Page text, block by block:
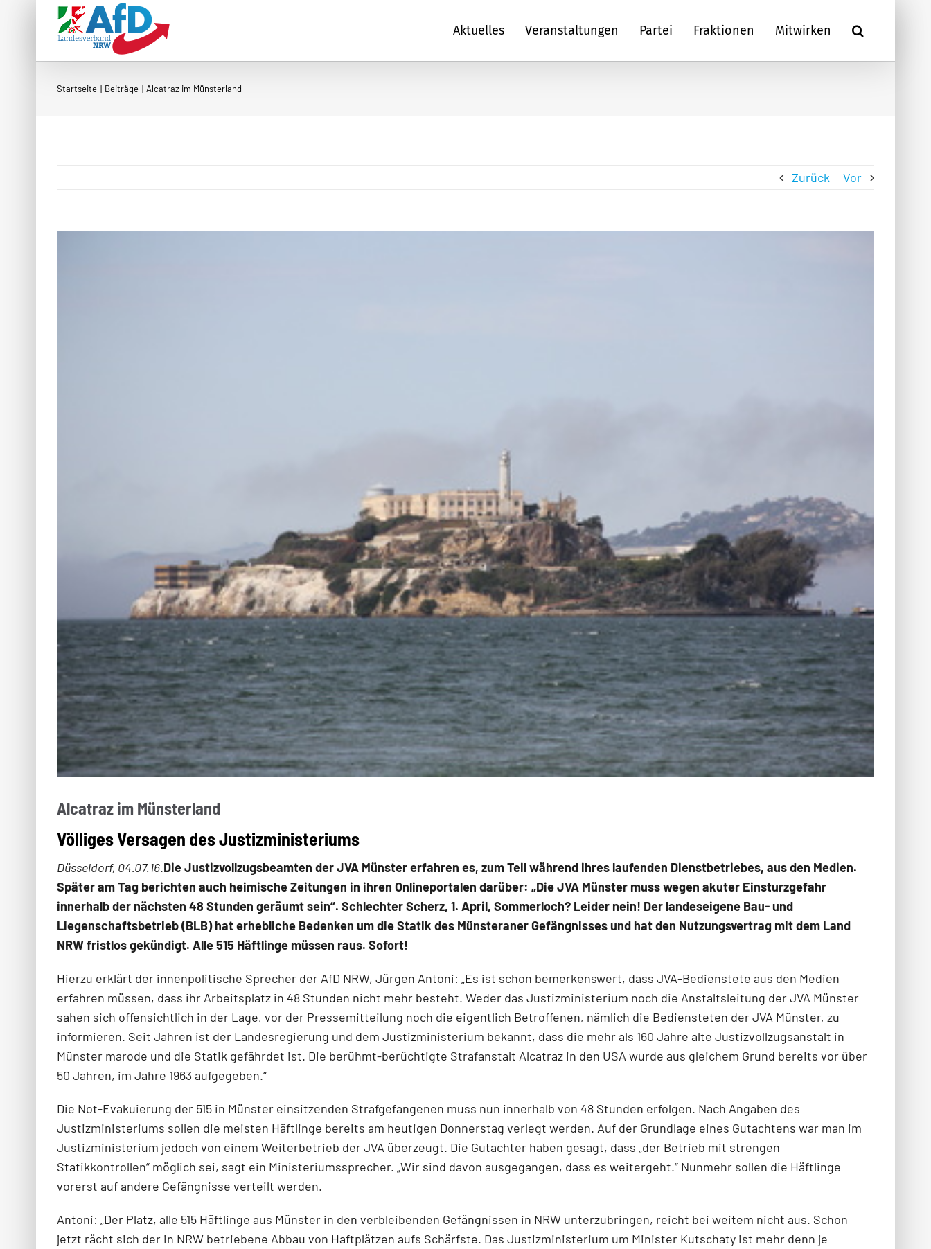
Aktuelles Veranstaltungen Partei Fraktionen Mitwirken
Startseite Beiträge Alcatraz im Münsterland
Zurück Vor
Alcatraz im Münsterland
Völliges Versagen des Justizministeriums
Düsseldorf, 04.07.16.Die Justizvollzugsbeamten der JVA Münster erfahren es, zum Teil wäh­rend ihres laufenden Dienstbetriebes, aus den Medien.
Später am Tag berichten auch heimi­sche Zeitungen in ihren Onlineportalen darüber: „Die JVA Münster muss wegen akuter Ein­sturzgefahr
innerhalb der nächsten 48 Stunden geräumt sein“. Schlechter Scherz, 1. April, Sommerloch? Leider nein! Der landeseigene Bau- und
Liegenschaftsbetrieb (BLB) hat erheb­liche Bedenken um die Statik des Münsteraner Gefängnisses und hat den Nutzungsvertrag mit dem Land
NRW fristlos gekündigt. Alle 515 Häftlinge müssen raus. Sofort!
Hierzu erklärt der innenpolitische Sprecher der AfD NRW, Jürgen Antoni: „Es ist schon bemerkens­wert, dass JVA-Bedienstete aus den Medien
erfahren müssen, dass ihr Arbeitsplatz in 48 Stunden nicht mehr besteht. Weder das Justizministerium noch die Anstaltsleitung der JVA Münster
sahen sich offensichtlich in der Lage, vor der Pressemitteilung noch die eigentlich Betroffenen, nämlich die Bediensteten der JVA Münster, zu
informieren. Seit Jahren ist der Landesregierung und dem Justiz­ministerium bekannt, dass die mehr als 160 Jahre alte Justizvollzugsanstalt in
Münster marode und die Statik gefährdet ist. Die berühmt-berüchtigte Strafanstalt Alcatraz in den USA wurde aus glei­chem Grund bereits vor über
50 Jahren, im Jahre 1963 aufgegeben.“
Die Not-Evakuierung der 515 in Münster einsitzenden Strafgefangenen muss nun innerhalb von 48 Stunden erfolgen. Nach Angaben des
Justizministeriums sollen die meisten Häftlinge bereits am heutigen Donnerstag verlegt werden. Auf der Grundlage eines Gutachtens war man im
Justizminis­terium jedoch von einem Weiterbetrieb der JVA überzeugt. Die Gutachter haben gesagt, dass „der Betrieb mit strengen
Statikkontrollen“ möglich sei, sagt ein Ministeriumssprecher. „Wir sind davon ausgegangen, dass es weitergeht.“ Nunmehr sollen die Häftlinge
vorerst auf andere Gefängnisse verteilt werden.
Antoni: „Der Platz, alle 515 Häftlinge aus Münster in den verbleibenden Gefängnissen in NRW unter­zubringen, reicht bei weitem nicht aus. Schon
jetzt rächt sich der in NRW betriebene Abbau von Haftplätzen aufs Schärfste. Das Justizministerium um Minister Kutschaty ist mehr denn je